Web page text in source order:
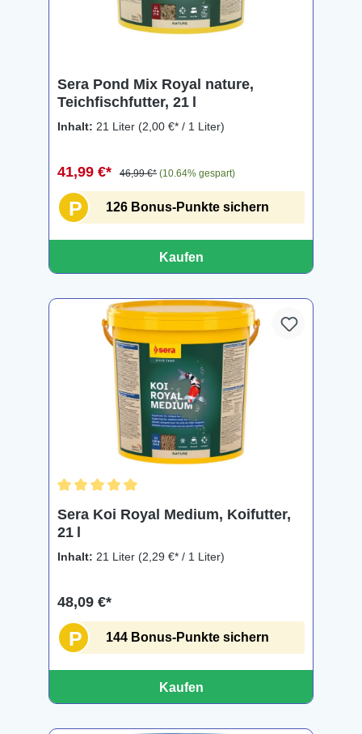
Sera Pond Mix Royal nature,
Teichfischfutter, 21 l
Inhalt: 21 Liter (2,00 €* / 1 Liter)
41,99 €* 46,99 €* (10.64% gespart)
P 126 Bonus-Punkte sichern
Kaufen
Sera Koi Royal Medium, Koifutter,
21 l
Inhalt: 21 Liter (2,29 €* / 1 Liter)
48,09 €*
P 144 Bonus-Punkte sichern
Kaufen